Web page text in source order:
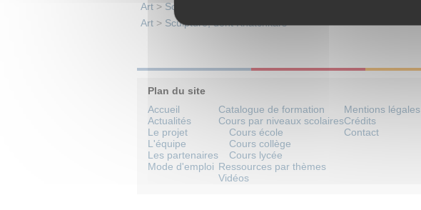
Art > Sculpture, dont Khatchkars
Art > Sculpture, dont Khatchkars
Plan du site
Accueil
Actualités
Le projet
L'équipe
Les partenaires
Mode d'emploi
Catalogue de formation
Cours par niveaux scolaires
Cours école
Cours collège
Cours lycée
Ressources par thèmes
Vidéos
Mentions légales
Crédits
Contact